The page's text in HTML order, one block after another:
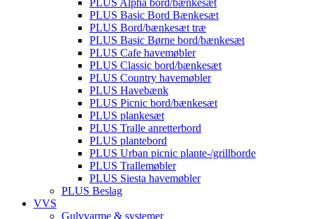
PLUS Basic Bord Bænkesæt
PLUS Bord/bænkesæt træ
PLUS Basic Børne bord/bænkesæt
PLUS Cafe havemøbler
PLUS Classic bord/bænkesæt
PLUS Country havemøbler
PLUS Havebænk
PLUS Picnic bord/bænkesæt
PLUS plankesæt
PLUS Tralle anretterbord
PLUS plantebord
PLUS Urban picnic plante-/grillborde
PLUS Trallemøbler
PLUS Siesta havemøbler
PLUS Beslag
VVS
Gulvvarme & systemer